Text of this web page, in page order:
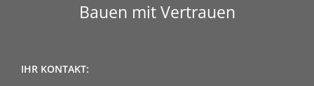
Bauen mit Vertrauen
IHR KONTAKT: